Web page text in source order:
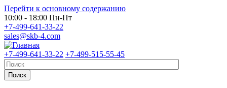
Перейти к основному содержанию
10:00 - 18:00 Пн-Пт
+7-499-641-33-22
sales@skb-4.com
+7-499-641-33-22 +7-499-515-55-45